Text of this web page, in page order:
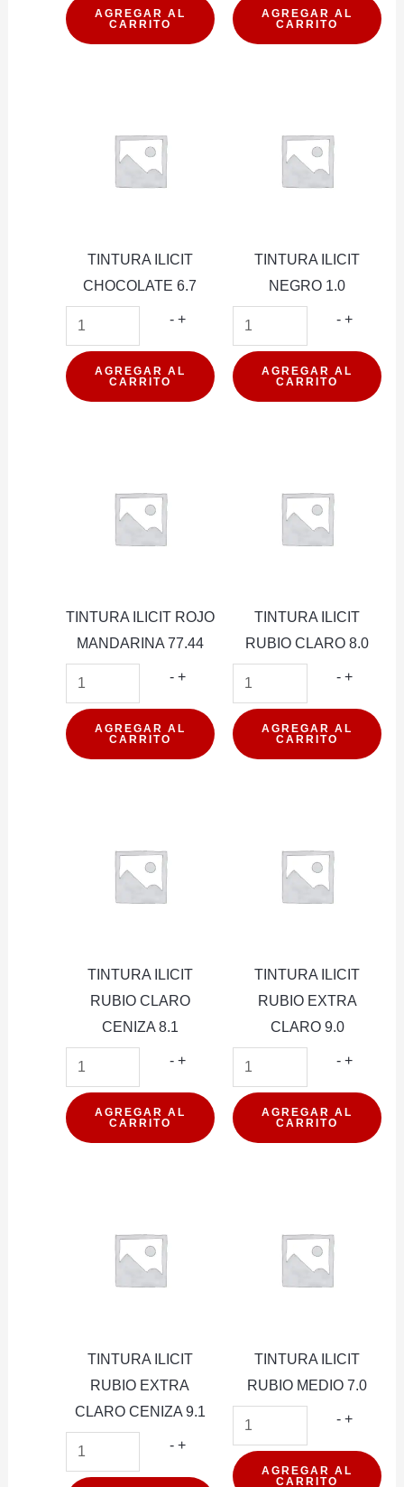
CASTANO
MEDIO
AGREGAR AL
CARRITO
CEREZA
7.46
AGREGAR AL
CARRITO
TINTURA ILICIT
CHOCOLATE 6.7
- TINTURA
CHOCOLATE
6.7
+
AGREGAR AL
CARRITO
TINTURA ILICIT
NEGRO 1.0
-
NEGRO
1.0
+
AGREGAR AL
CARRITO
TINTURA ILICIT ROJO
MANDARINA 77.44
- TINTURA
ROJO
MANDARINA
+
AGREGAR AL
CARRITO
TINTURA ILICIT
RUBIO CLARO 8.0
-
RUBIO
CLARO
+
AGREGAR AL
CARRITO
TINTURA ILICIT
RUBIO CLARO
CENIZA 8.1
- TINTURA
RUBIO
CLARO
+
AGREGAR AL
CARRITO
TINTURA ILICIT
RUBIO EXTRA
CLARO 9.0
-
RUBIO
EXTRA
+
AGREGAR AL
CARRITO
TINTURA ILICIT
RUBIO EXTRA
CLARO CENIZA 9.1
- TINTURA
+
TINTURA ILICIT
RUBIO MEDIO 7.0
-
RUBIO
+
AGREGAR AL
CARRITO